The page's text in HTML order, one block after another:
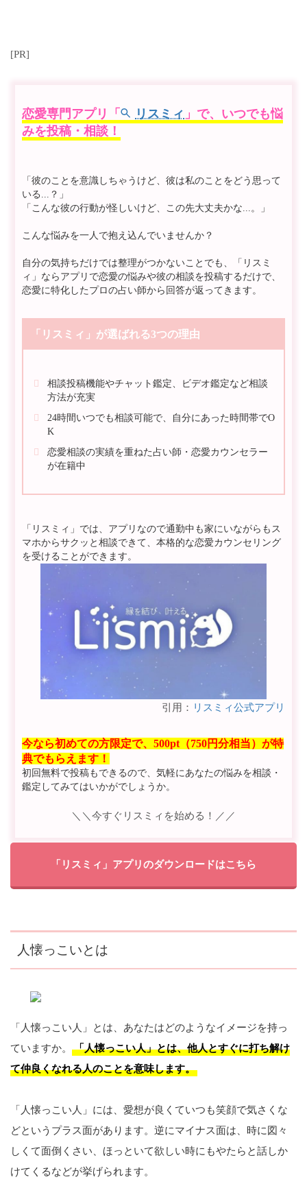
[PR]
恋愛専門アプリ「 リスミィ 」で、いつでも悩
みを投稿・相談！
「彼のことを意識しちゃうけど、彼は私のことをどう思って
いる...？」
「こんな彼の行動が怪しいけど、この先大丈夫かな...。」
こんな悩みを一人で抱え込んでいませんか？
自分の気持ちだけでは整理がつかないことでも、「リスミ
ィ」ならアプリで恋愛の悩みや彼の相談を投稿するだけで、
恋愛に特化したプロの占い師から回答が返ってきます。
「リスミィ」が選ばれる3つの理由
相談投稿機能やチャット鑑定、ビデオ鑑定など相談
方法が充実
24時間いつでも相談可能で、自分にあった時間帯でO
K
恋愛相談の実績を重ねた占い師・恋愛カウンセラー
が在籍中
「リスミィ」では、アプリなので通勤中も家にいながらもス
マホからサクッと相談できて、本格的な恋愛カウンセリング
を受けることができます。
引用： リスミィ公式アプリ
今なら初めての方限定で、500pt（750円分相当）が特
典でもらえます！
初回無料で投稿もできるので、気軽にあなたの悩みを相談・
鑑定してみてはいかがでしょうか。
＼＼今すぐリスミィを始める！／／
「リスミィ」アプリのダウンロードはこちら
人懐っこいとは
「人懐っこい人」とは、あなたはどのようなイメージを持っ
ていますか。
「人懐っこい人」とは、他人とすぐに打ち解け
て仲良くなれる人のことを意味します。
「人懐っこい人」には、愛想が良くていつも笑顔で気さくな
どというプラス面があります。逆にマイナス面は、時に図々
しくて面倒くさい、ほっといて欲しい時にもやたらと話しか
けてくるなどが挙げられます。